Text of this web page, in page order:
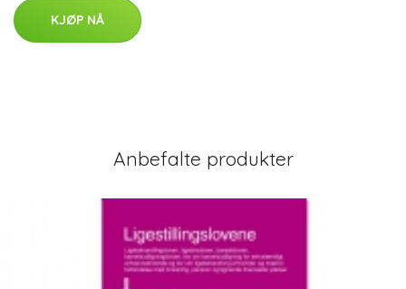
KJØP NÅ
Anbefalte produkter